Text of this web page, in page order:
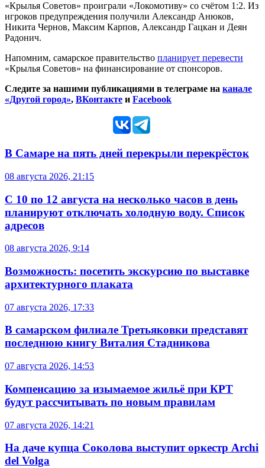
«Крылья Советов» проиграли «Локомотиву» со счётом 1:2. Из
игроков предупреждения получили Александр Анюков,
Никита Чернов, Максим Карпов, Александр Гацкан и Деян
Радонич.
Напомним, самарское правительство планирует перевести
«Крылья Советов» на финансирование от спонсоров.
Следите за нашими публикациями в телеграме на канале
«Другой город», ВКонтакте и Facebook
В Самаре на пять дней перекрыли перекрёсток
08 августа 2026, 21:15
С 10 по 12 августа на несколько часов в день
планируют отключать холодную воду. Список
адресов
08 августа 2026, 9:14
Возможность: посетить экскурсию по выставке
архитектурного плаката
07 августа 2026, 17:33
В самарском филиале Третьяковки представят
последнюю книгу Виталия Стадникова
07 августа 2026, 14:53
Компенсацию за изымаемое жильё при КРТ
будут рассчитывать по новым правилам
07 августа 2026, 14:21
На даче купца Соколова выступит оркестр Archi
del Volga